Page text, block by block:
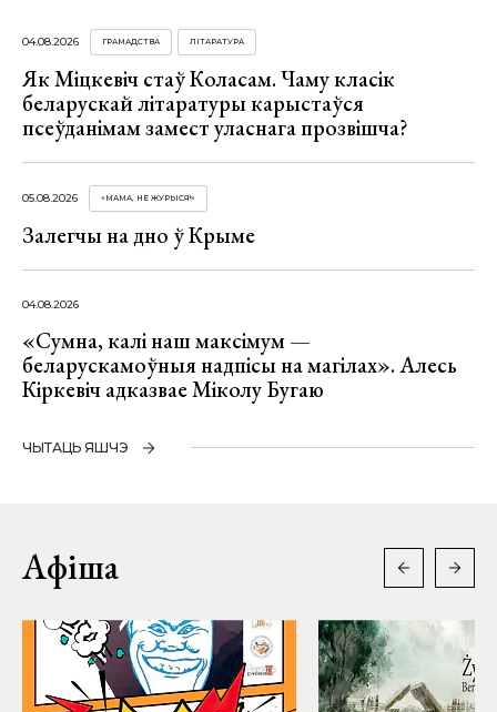
04.08.2026 ГРАМАДСТВА ЛІТАРАТУРА
Як Міцкевіч стаў Коласам. Чаму класік
беларускай літаратуры карыстаўся
псеўданімам замест уласнага прозвішча?
05.08.2026 «МАМА, НЕ ЖУРЫСЯ!»
Залегчы на дно ў Крыме
04.08.2026
«Сумна, калі наш максімум —
беларускамоўныя надпісы на магілах». Алесь
Кіркевіч адказвае Міколу Бугаю
ЧЫТАЦЬ ЯШЧЭ
Афіша